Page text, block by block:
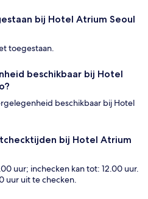
bij Hotel Atrium Seoul
toegestaan.
beschikbaar bij Hotel
beschikbaar bij Hotel
bij Hotel Atrium
uur; inchecken kan tot: 12.00 uur.
uur uit te checken.